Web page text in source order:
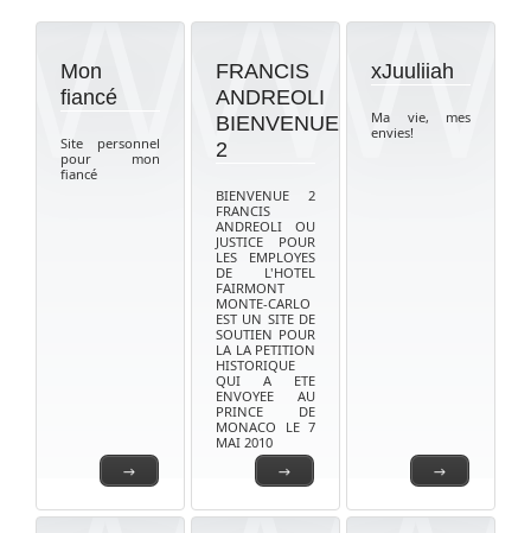
→
Mon
fiancé
Site personnel
pour mon
fiancé
→
FRANCIS
ANDREOLI
BIENVENUE
2
BIENVENUE 2
FRANCIS
ANDREOLI OU
JUSTICE POUR
LES EMPLOYES
DE L'HOTEL
FAIRMONT
MONTE-CARLO
EST UN SITE DE
SOUTIEN POUR
LA LA PETITION
HISTORIQUE
QUI A ETE
ENVOYEE AU
PRINCE DE
MONACO LE 7
MAI 2010
→
xJuuliiah
Ma vie, mes
envies!